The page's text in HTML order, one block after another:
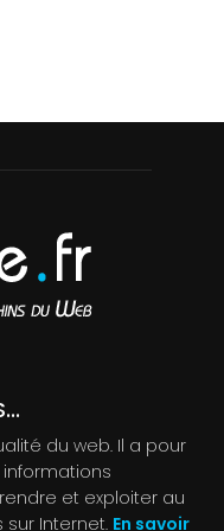
du web. Il a pour
et exploiter au
Internet. En savoir